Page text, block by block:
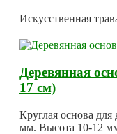
Искусственная
Деревянная
17 см)
Круглая основа
мм. Высота 10-12